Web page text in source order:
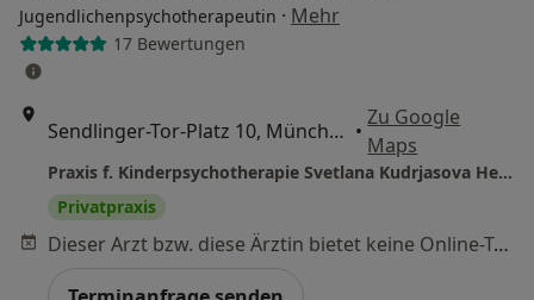
Jugendlichenpsychotherapeutin · Mehr
17 Bewertungen
Sendlinger-Tor-Platz 10, München •
Zu Google
Maps
Praxis f. Kinderpsychotherapie Svetlana Kudrjasova Heilprakt. für Psychotherapie
Privatpraxis
Dieser Arzt bzw. diese Ärztin bietet keine Online-Terminbuchung an diesem Standort an.